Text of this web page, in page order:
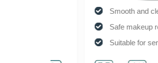
Smooth and clean face
Safe makeup removal
Suitable for sensitive skin
Activate cell activity